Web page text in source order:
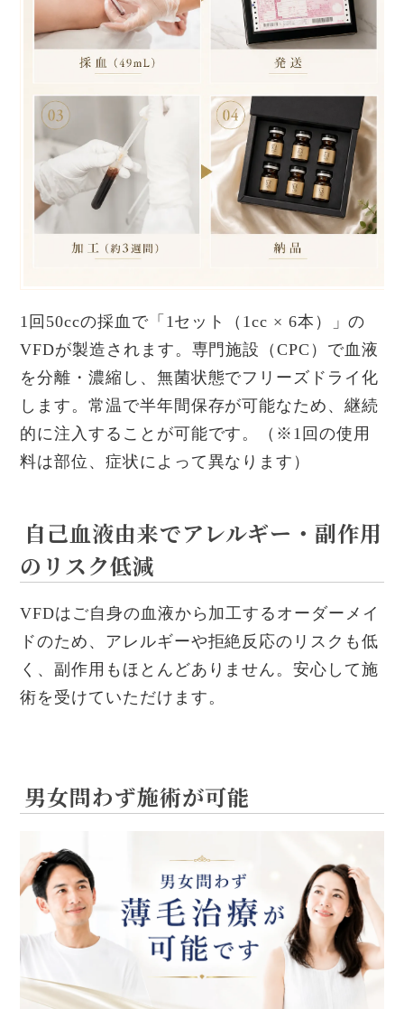
1回50ccの採血で「1セット（1cc × 6本）」の
VFDが製造されます。専門施設（CPC）で血液
を分離・濃縮し、無菌状態でフリーズドライ化
します。常温で半年間保存が可能なため、継続
的に注入することが可能です。（※1回の使用
料は部位、症状によって異なります）
自己血液由来でアレルギー・副作用
のリスク低減
VFDはご自身の血液から加工するオーダーメイ
ドのため、アレルギーや拒絶反応のリスクも低
く、副作用もほとんどありません。安心して施
術を受けていただけます。
男女問わず施術が可能